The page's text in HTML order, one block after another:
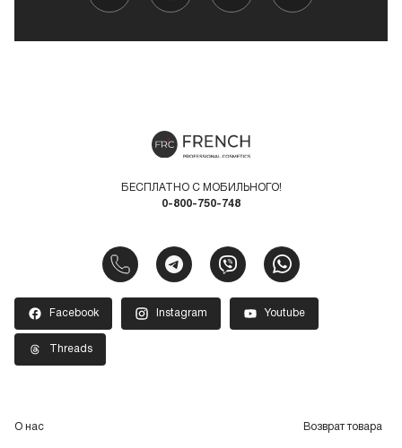
БЕСПЛАТНО С МОБИЛЬНОГО!
0-800-750-748
Facebook Instagram Youtube
Threads
О нас Возврат товара